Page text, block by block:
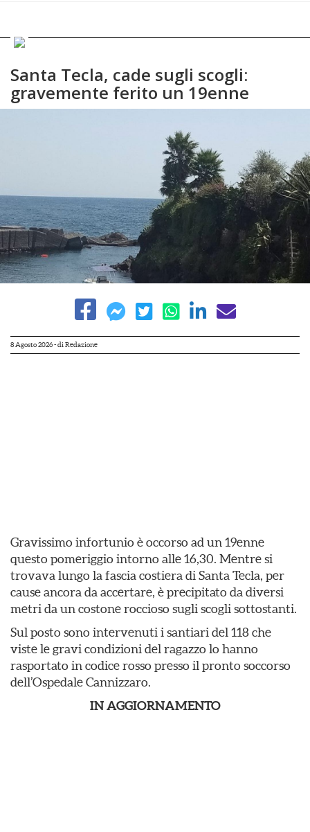
Santa Tecla, cade sugli scogli:
gravemente ferito un 19enne
8 Agosto 2026- di Redazione
Gravissimo infortunio è occorso ad un 19enne
questo pomeriggio intorno alle 16,30. Mentre si
trovava lungo la fascia costiera di Santa Tecla, per
cause ancora da accertare, è precipitato da diversi
metri da un costone roccioso sugli scogli sottostanti.
Sul posto sono intervenuti i santiari del 118 che
viste le gravi condizioni del ragazzo lo hanno
rasportato in codice rosso presso il pronto soccorso
dell’Ospedale Cannizzaro.
IN AGGIORNAMENTO